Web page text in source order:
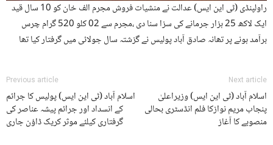
راولپنڈی (ٹی این ایس) عدالت نے منشیات فروش مجرم الف خان کو 10 سال قید
ایک لاکھ 25 ہزار جرمانے کی سزا سنا دی ،مجرم سے 02 کلو 520 گرام چرس
برآمد ہونے پر تھانہ صادق آباد پولیس نے گزشتہ سال جولائی میں گرفتار کیا تھا
Previous article
اسلام آباد (ٹی این ایس) پولیس کا جرائم
کے انسداد اور جرائم پیشہ عناصر کی
گرفتاری کیلئے موثر کریک ڈاؤن جاری
Next article
اسلام آباد (ٹی این ایس) وزیراعلیٰ
پنجاب مریم نوازکا فلم انڈسٹری بحالی
منصوبے کا آغاز